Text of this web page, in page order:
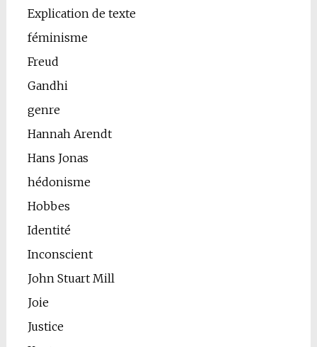
Explication de texte
féminisme
Freud
Gandhi
genre
Hannah Arendt
Hans Jonas
hédonisme
Hobbes
Identité
Inconscient
John Stuart Mill
Joie
Justice